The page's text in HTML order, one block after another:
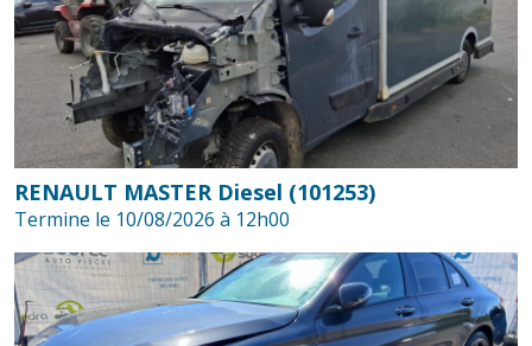
RENAULT MASTER Diesel (101253)
Termine le 10/08/2026 à 12h00